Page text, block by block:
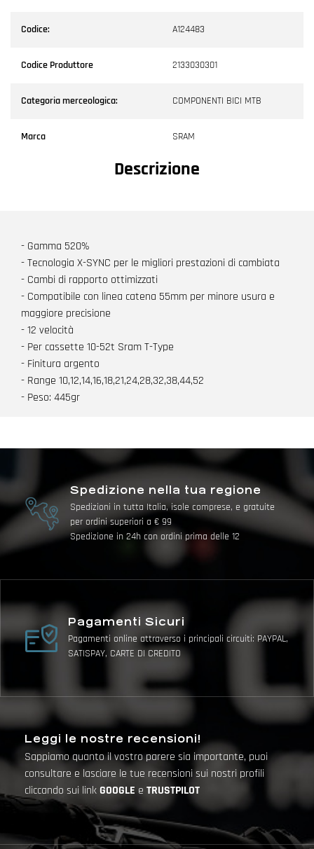
Codice: A124483
Codice Produttore 2133030301
Categoria merceologica: COMPONENTI BICI MTB
Marca SRAM
Descrizione
- Gamma 520%
- Tecnologia X-SYNC per le migliori prestazioni di cambiata
- Cambi di rapporto ottimizzati
- Compatibile con linea catena 55mm per minore usura e
maggiore precisione
- 12 velocità
- Per cassette 10-52t Sram T-Type
- Finitura argento
- Range 10,12,14,16,18,21,24,28,32,38,44,52
- Peso: 445gr
Spedizione nella tua regione
Spedizioni in tutta Italia, isole comprese, e gratuite
per ordini superiori a € 99
Spedizione in 24h con ordini prima delle 12
Pagamenti Sicuri
Pagamenti online attraverso i principali circuiti: PAYPAL,
SATISPAY, CARTE DI CREDITO
Leggi le nostre recensioni!
Sappiamo quanto il vostro parere sia importante, puoi
consultare e lasciare le tue recensioni sui nostri profili
cliccando sui linkGOOGLE e TRUSTPILOT